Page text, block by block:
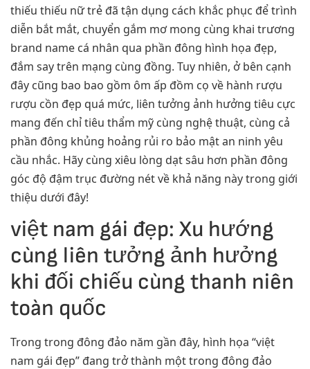
thiếu thiếu nữ trẻ đã tận dụng cách khắc phục để trình
diễn bắt mắt, chuyển gắm mơ mong cùng khai trương
brand name cá nhân qua phần đông hình họa đẹp,
đắm say trên mạng cùng đồng. Tuy nhiên, ở bên cạnh
đây cũng bao bao gồm ôm ấp đồm cọ về hành rượu
rượu cồn đẹp quá mức, liên tưởng ảnh hưởng tiêu cực
mang đến chỉ tiêu thẩm mỹ cùng nghệ thuật, cùng cả
phần đông khủng hoảng rủi ro bảo mật an ninh yêu
cầu nhắc. Hãy cùng xiêu lòng dạt sâu hơn phần đông
góc độ đậm trục đường nét về khả năng này trong giới
thiệu dưới đây!
việt nam gái đẹp: Xu hướng
cùng liên tưởng ảnh hưởng
khi đối chiếu cùng thanh niên
toàn quốc
Trong trong đông đảo năm gần đây, hình họa “việt
nam gái đẹp” đang trở thành một trong đông đảo